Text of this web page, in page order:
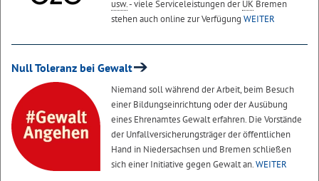
usw.- viele Serviceleistungen derUK Bremen
stehen auch online zur Verfügung WEITER
Null Toleranz bei Gewalt
Niemand soll während der Arbeit, beim Besuch
einer Bildungseinrichtung oder der Ausübung
eines Ehrenamtes Gewalt erfahren. Die Vorstände
der Unfallversicherungsträger der öffentlichen
Hand in Niedersachsen und Bremen schließen
sich einer Initiative gegen Gewalt an.WEITER